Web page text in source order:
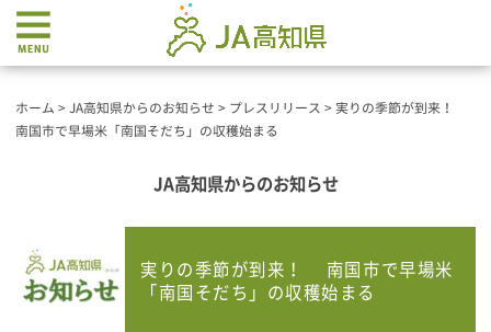
ホーム > JA高知県からのお知らせ > プレスリリース > 実りの季節が到来！
南国市で早場米「南国そだち」の収穫始まる
JA高知県からのお知らせ
実りの季節が到来！ 南国市で早場米
「南国そだち」の収穫始まる